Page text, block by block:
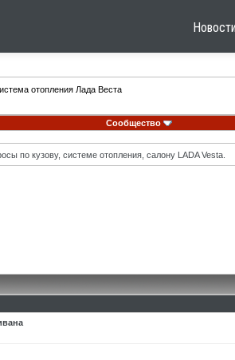
Новости
отопления Лада Веста
Сообщество
по кузову, системе отопления, салону LADA Vesta.